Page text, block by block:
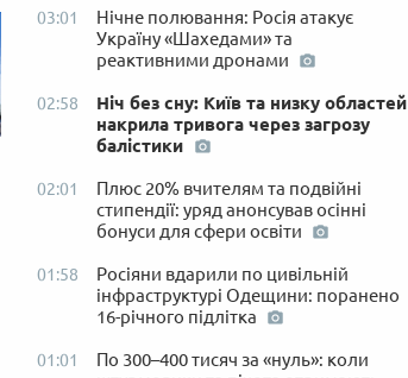
03:01
Нічне полювання: Росія атакує
Україну «Шахедами» та
реактивними дронами
02:58
Ніч без сну: Київ та низку областей
накрила тривога через загрозу
балістики
02:01
Плюс 20% вчителям та подвійні
стипендії: уряд анонсував осінні
бонуси для сфери освіти
01:58
Росіяни вдарили по цивільній
інфраструктурі Одещини: поранено
16-річного підлітка
01:01
По 300–400 тисяч за «нуль»: коли